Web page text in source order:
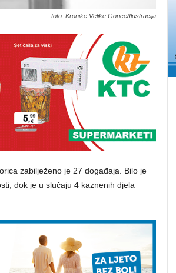
foto: Kronike Velike Gorice/Ilustracija
zabilježeno je 27 događaja. Bilo je
dok je u slučaju 4 kaznenih djela